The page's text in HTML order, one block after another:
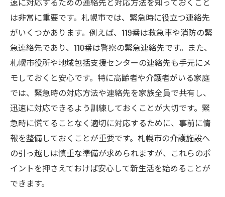
は非常に重要です。札幌市では、緊急時に役立つ連絡先
がいくつかあります。例えば、119番は救急車や消防の緊
急連絡先であり、110番は警察の緊急連絡先です。また、
札幌市役所や地域包括支援センターの連絡先も手元にメ
モしておくと安心です。特に高齢者や介護者がいる家庭
では、緊急時の対応方法や連絡先を家族全員で共有し、
迅速に対応できるよう訓練しておくことが大切です。緊
急時に慌てることなく適切に対応するために、事前に情
報を整備しておくことが重要です。札幌市の介護施設へ
の引っ越しは慎重な準備が求められますが、これらのポ
イントを押さえておけば安心して新生活を始めることが
できます。